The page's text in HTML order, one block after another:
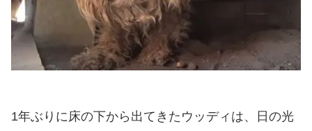
1年ぶりに床の下から出てきたウッディは、日の光